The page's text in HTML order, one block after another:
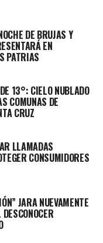
DE BRUJAS Y
EN
PATRIAS
13°: CIELO NUBLADO
COMUNAS DE
CRUZ
LLAMADAS
CONSUMIDORES
JARA NUEVAMENTE